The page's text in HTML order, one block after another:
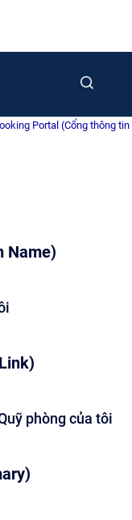
Portal (Cổng thông
Name)
phòng của tôi